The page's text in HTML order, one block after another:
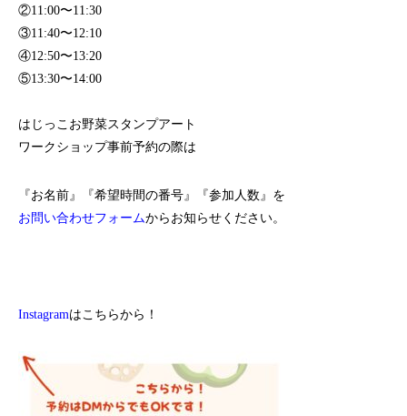
②11:00〜11:30
③11:40〜12:10
④12:50〜13:20
⑤13:30〜14:00
はじっこお野菜スタンプアート
ワークショップ事前予約の際は
『お名前』『希望時間の番号』『参加人数』を
お問い合わせフォームからお知らせください。
Instagramはこちらから！